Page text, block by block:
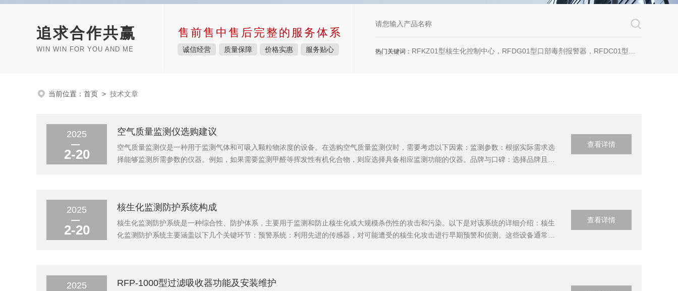
追求合作共赢
WIN WIN FOR YOU AND ME
售前售中售后完整的服务体系
诚信经营 质量保障 价格实惠 服务贴心 热门关键词： RFKZ01型核生化控制中心，RFDG01型口部毒剂报警器，RFDC01型毒剂监测仪，RFQC01型空气质量检测仪，RFQF01型空气放射性监测仪，RFGS01型生物报警器，BFS4700型化学毒剂报警器，FLD04-1000型过滤吸收器，FLD05-500型过滤吸收器
当前位置： 首页 > 技术文章
2025
2-20
空气质量监测仪选购建议
空气质量监测仪是一种用于监测气体和可吸入颗粒物浓度的设备。在选购空气质量监测仪时，需要考虑以下因素：监测参数：根据实际需求选
择能够监测所需参数的仪器。例如，如果需要监测甲醛等挥发性有机化合物，则应选择具备相应监测功能的仪器。品牌与口碑：选择品牌且用
查看详情
2025
2-20
核生化监测防护系统构成
核生化监测防护系统是一种综合性、防护体系，主要用于监测和防止核生化或大规模杀伤性的攻击和污染。以下是对该系统的详细介绍：核生
化监测防护系统主要涵盖以下几个关键环节：预警系统：利用先进的传感器，对可能遭受的核生化攻击进行早期预警和侦测。这些设备通常部
查看详情
2025 RFP-1000型过滤吸收器功能及安装维护